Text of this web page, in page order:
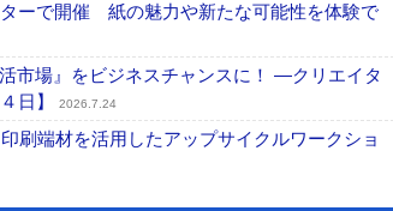
ーで開催 紙の魅力や新たな可能性を体験で
市場』をビジネスチャンスに！ ―クリエイタ
日】
2026.7.24
端材を活用したアップサイクルワークショ